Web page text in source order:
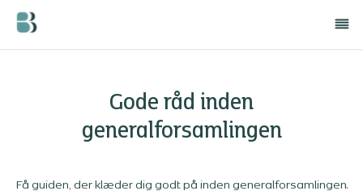
Gode råd inden
generalforsamlingen
Få guiden, der klæder dig godt på inden generalforsamlingen.